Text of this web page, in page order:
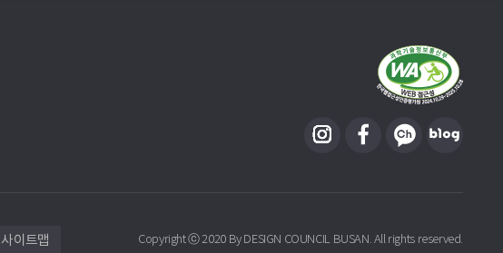
사이트맵 Copyright ⓒ 2020 By DESIGN COUNCIL BUSAN. All rights reserved.